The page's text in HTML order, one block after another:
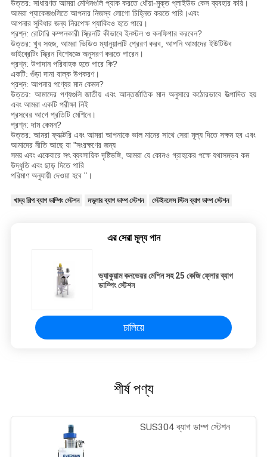
উত্তর: সাধারণত আমরা মেশিনগুলি প্যাক করতে ধোঁয়া-মুক্ত প্লাইউড কেস ব্যবহার করি।
আমরা প্যাকেজগুলিতে আপনার নিজস্ব লোগো চিহ্নিত করতে পারি।এবং
আপনার সুবিধার জন্য নিরপেক্ষ প্যাকিংও হতে পারে।
প্রশ্ন: রোটারি কম্পনকারী স্ক্রিনটি কীভাবে ইনস্টল ও কনফিগার করবেন?
উত্তর: খুব সহজ, আমরা ভিডিও ম্যানুয়ালটি প্রেরণ করব, আপনি আমাদের ইউটিউব
ভাইব্রেটিং স্ক্রিন বিশেষজ্ঞে অনুসরণ করতে পারেন।
প্রশ্ন: উপাদান পরিবাহক হতে পারে কি?
একটি: গুঁড়া দানা বাল্ক উপকরণ।
প্রশ্ন: আপনার পণ্যের মান কেমন?
উত্তর: আমাদের পণ্যগুলি জাতীয় এবং আন্তর্জাতিক মান অনুসারে কঠোরভাবে উত্পাদিত হয়
এবং আমরা একটি পরীক্ষা নিই
প্রসবের আগে প্রতিটি মেশিনে।
প্রশ্ন: দাম কেমন?
উত্তর: আমরা ফ্যাক্টরি এবং আমরা আপনাকে ভাল মানের সাথে সেরা মূল্য দিতে সক্ষম হব এবং
আমাদের নীতি আছে যা "সংরক্ষণের জন্য
সময় এবং একেবারে সৎ ব্যবসায়িক দৃষ্টিভঙ্গি, আমরা যে কোনও গ্রাহকের পক্ষে যথাসম্ভব কম
উদ্ধৃতি এবং ছাড় দিতে পারি
পরিমাণ অনুযায়ী দেওয়া হবে "।
খাদ্য শিল্প ব্যাগ ডাম্পিং স্টেশন মডুলার ব্যাগ ডাম্প স্টেশন স্টেইনলেস স্টিল ব্যাগ ডাম্প স্টেশন
এর সেরা মূল্য পান
ভ্যাকুয়াম কনভেয়র মেশিন সহ 25 কেজি ফ্লোর ব্যাগ
ডাম্পিং স্টেশন
চালিয়ে
শীর্ষ পণ্য
SUS304 ব্যাগ ডাম্প স্টেশন